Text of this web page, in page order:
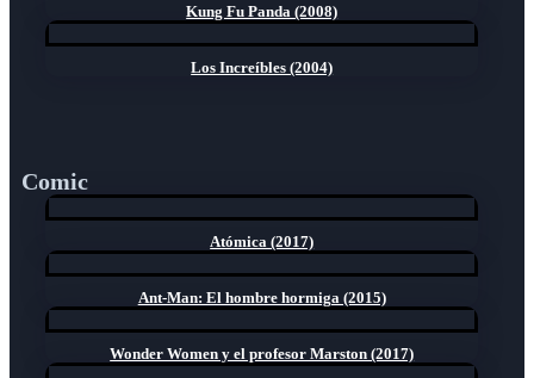
Kung Fu Panda (2008)
Los Increíbles (2004)
Comic
Atómica (2017)
Ant-Man: El hombre hormiga (2015)
Wonder Women y el profesor Marston (2017)